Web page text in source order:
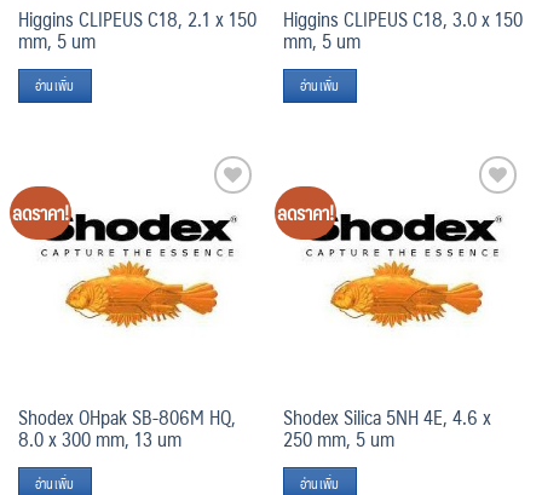
Higgins CLIPEUS C18, 2.1 x 150
mm, 5 um
อ่านเพิ่ม
Higgins CLIPEUS C18, 3.0 x 150
mm, 5 um
อ่านเพิ่ม
ลดราคา! Add
to
wishlist
Shodex OHpak SB-806M HQ,
8.0 x 300 mm, 13 um
อ่านเพิ่ม
ลดราคา! Add
to
wishlist
Shodex Silica 5NH 4E, 4.6 x
250 mm, 5 um
อ่านเพิ่ม